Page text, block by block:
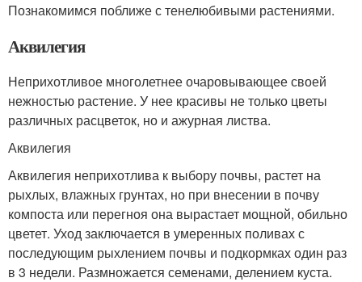
Познакомимся поближе с тенелюбивыми растениями.
Аквилегия
Неприхотливое многолетнее очаровывающее своей
нежностью растение. У нее красивы не только цветы
различных расцветок, но и ажурная листва.
Аквилегия
Аквилегия неприхотлива к выбору почвы, растет на
рыхлых, влажных грунтах, но при внесении в почву
компоста или перегноя она вырастает мощной, обильно
цветет. Уход заключается в умеренных поливах с
последующим рыхлением почвы и подкормках один раз
в 3 недели. Размножается семенами, делением куста.